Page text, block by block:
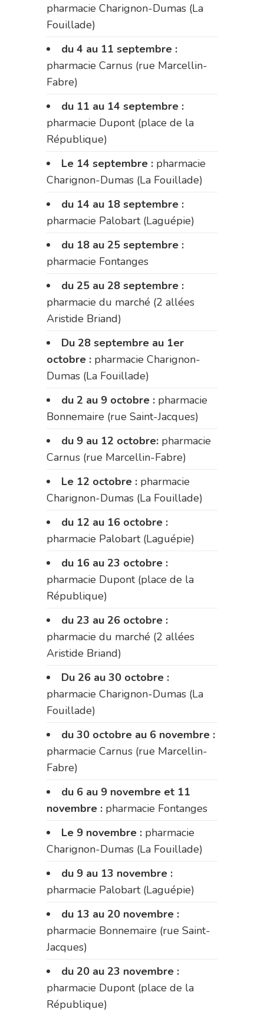
pharmacie Charignon-Dumas (La
Fouillade)
du 4 au 11 septembre :
pharmacie Carnus (rue Marcellin-
Fabre)
du 11 au 14 septembre :
pharmacie Dupont (place de la
République)
Le 14 septembre : pharmacie
Charignon-Dumas (La Fouillade)
du 14 au 18 septembre :
pharmacie Palobart (Laguépie)
du 18 au 25 septembre :
pharmacie Fontanges
du 25 au 28 septembre :
pharmacie du marché (2 allées
Aristide Briand)
Du 28 septembre au 1er
octobre : pharmacie Charignon-
Dumas (La Fouillade)
du 2 au 9 octobre : pharmacie
Bonnemaire (rue Saint-Jacques)
du 9 au 12 octobre: pharmacie
Carnus (rue Marcellin-Fabre)
Le 12 octobre : pharmacie
Charignon-Dumas (La Fouillade)
du 12 au 16 octobre :
pharmacie Palobart (Laguépie)
du 16 au 23 octobre :
pharmacie Dupont (place de la
République)
du 23 au 26 octobre :
pharmacie du marché (2 allées
Aristide Briand)
Du 26 au 30 octobre :
pharmacie Charignon-Dumas (La
Fouillade)
du 30 octobre au 6 novembre :
pharmacie Carnus (rue Marcellin-
Fabre)
du 6 au 9 novembre et 11
novembre : pharmacie Fontanges
Le 9 novembre : pharmacie
Charignon-Dumas (La Fouillade)
du 9 au 13 novembre :
pharmacie Palobart (Laguépie)
du 13 au 20 novembre :
pharmacie Bonnemaire (rue Saint-
Jacques)
du 20 au 23 novembre :
pharmacie Dupont (place de la
République)